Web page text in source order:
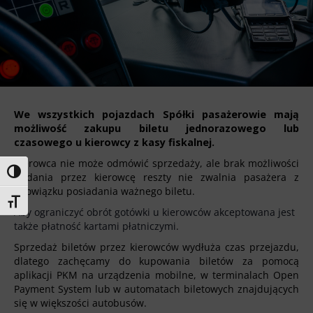
Toggle High Contrast
Toggle Font size
Honorowanie biletów ZK„KM”
Kontrola biletów
Sprzedaż biletów u kierowców
Jaworznicka Karta Miejska
Sklep internetowy
Aktualności
Stacja Kontroli Pojazdów
Inne
Centrum Obsługi Klienta
We wszystkich pojazdach Spółki pasażerowie mają
możliwość zakupu biletu jednorazowego lub
czasowego u kierowcy z kasy fiskalnej.
Kierowca nie może odmówić sprzedaży, ale brak możliwości
wydania przez kierowcę reszty nie zwalnia pasażera z
obowiązku posiadania ważnego biletu.
Aby ograniczyć obrót gotówki u kierowców akceptowana jest
także płatność kartami płatniczymi.
Sprzedaż biletów przez kierowców wydłuża czas przejazdu,
dlatego zachęcamy do kupowania biletów za pomocą
aplikacji PKM na urządzenia mobilne, w terminalach Open
Payment System lub w automatach biletowych znajdujących
się w większości autobusów.